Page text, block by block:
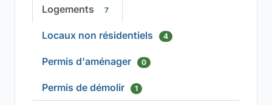
Logements 7
Locaux non résidentiels 4
Permis d'aménager 0
Permis de démolir 1